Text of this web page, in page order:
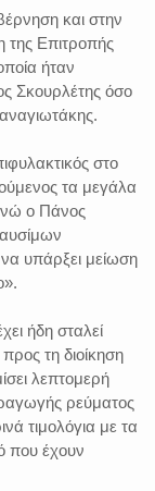
και στην
της Επιτροπής
ήταν
Σκουρλέτης όσο
στο
τα μεγάλα
ο Πάνος
υπάρξει μείωση
ήδη σταλεί
τη διοίκηση
λεπτομερή
ρεύματος
τιμολόγια με τα
που έχουν